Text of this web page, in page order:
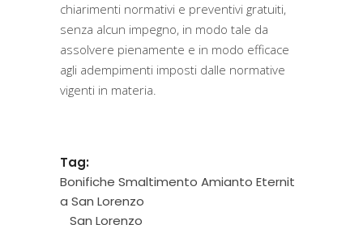
chiarimenti normativi e preventivi gratuiti,
senza alcun impegno, in modo tale da
assolvere pienamente e in modo efficace
agli adempimenti imposti dalle normative
vigenti in materia.
Tag:
Bonifiche Smaltimento Amianto Eternit
a San Lorenzo
San Lorenzo